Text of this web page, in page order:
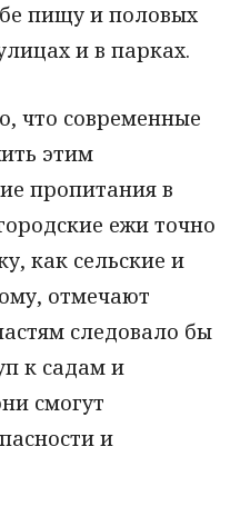
пищу и половых
и в парках.
что современные
этим
пропитания в
ежи точно
как сельские и
отмечают
следовало бы
к садам и
смогут
и